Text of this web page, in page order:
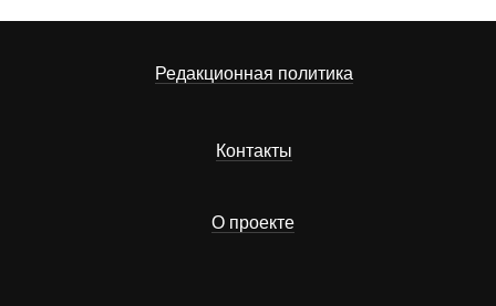
Редакционная политика
Контакты
О проекте